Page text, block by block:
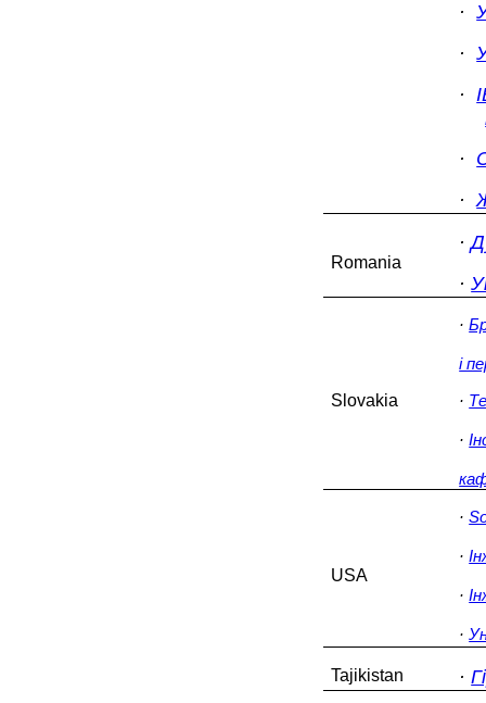
·
·
·
·
·
Romania
·
·
Slovakia
·
і
·
·
USA
·
·
·
·
Tajikistan ·